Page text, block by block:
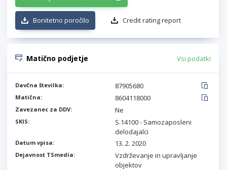
Bonitetno poročilo Credit rating report
Matično podjetje Vsi podatki
Davčna številka: 87905680
Matična: 8604118000
Zavezanec za DDV: Ne
SKIS:
S.14100 - Samozaposleni
delodajalci
Datum vpisa: 13. 2. 2020
Dejavnost TSmedia:
Vzdrževanje in upravljanje
objektov